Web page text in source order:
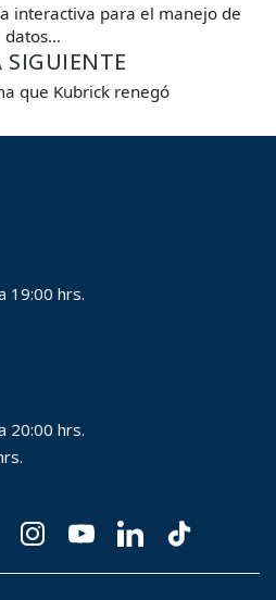
interactiva para el manejo de
datos…
SIGUIENTE
que Kubrick renegó